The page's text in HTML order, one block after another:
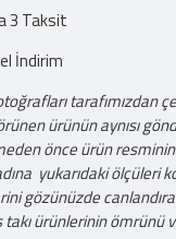
3 Taksit
İndirim
tarafımızdan
ürünün aynısı
önce ürün
yukarıdaki ölçüleri
gözünüzde
ürünlerinin ömrünü